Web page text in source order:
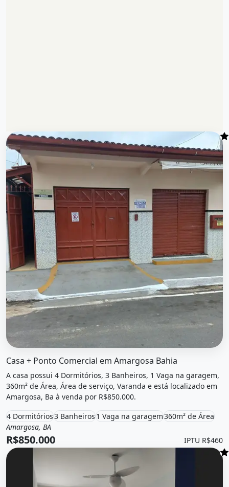
Casa + Ponto Comercial em Amargosa Bahia
A casa possui 4 Dormitórios, 3 Banheiros, 1 Vaga na garagem,
360m² de Área, Área de serviço, Varanda e está localizado em
Amargosa, Ba à venda por R$850.000.
4 Dormitórios3 Banheiros1 Vaga na garagem360m² de Área
Venda
Casa
Amargosa, BA
R$850.000 IPTU R$460